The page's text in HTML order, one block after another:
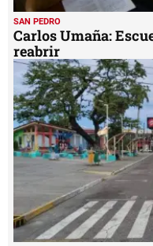
SAN PEDRO
Carlos Umaña:
reabrir